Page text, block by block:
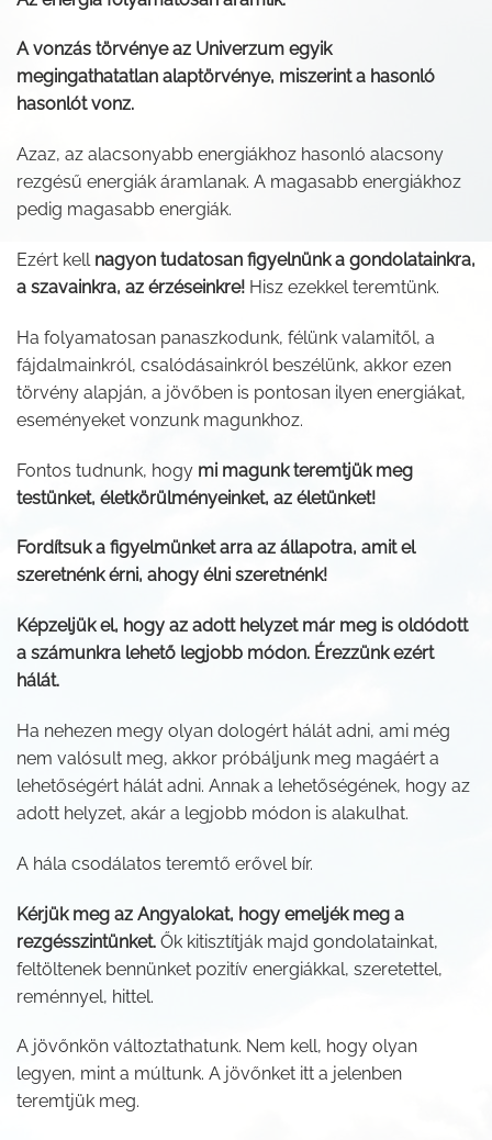
A vonzás törvénye az Univerzum egyik
megingathatatlan alaptörvénye, miszerint a hasonló
hasonlót vonz.
Azaz, az alacsonyabb energiákhoz hasonló alacsony
rezgésű energiák áramlanak. A magasabb energiákhoz
pedig magasabb energiák.
Ezért kell nagyon tudatosan figyelnünk a gondolatainkra,
a szavainkra, az érzéseinkre! Hisz ezekkel teremtünk.
Ha folyamatosan panaszkodunk, félünk valamitől, a
fájdalmainkról, csalódásainkról beszélünk, akkor ezen
törvény alapján, a jövőben is pontosan ilyen energiákat,
eseményeket vonzunk magunkhoz.
Fontos tudnunk, hogy mi magunk teremtjük meg
testünket, életkörülményeinket, az életünket!
Fordítsuk a figyelmünket arra az állapotra, amit el
szeretnénk érni, ahogy élni szeretnénk!
Képzeljük el, hogy az adott helyzet már meg is oldódott
a számunkra lehető legjobb módon. Érezzünk ezért
hálát.
Ha nehezen megy olyan dologért hálát adni, ami még
nem valósult meg, akkor próbáljunk meg magáért a
lehetőségért hálát adni. Annak a lehetőségének, hogy az
adott helyzet, akár a legjobb módon is alakulhat.
A hála csodálatos teremtő erővel bír.
Kérjük meg az Angyalokat, hogy emeljék meg a
rezgésszintünket. Ők kitisztítják majd gondolatainkat,
feltöltenek bennünket pozitív energiákkal, szeretettel,
reménnyel, hittel.
A jövőnkön változtathatunk. Nem kell, hogy olyan
legyen, mint a múltunk. A jövőnket itt a jelenben
teremtjük meg.